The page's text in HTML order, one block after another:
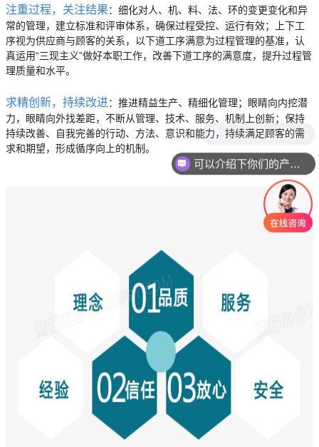
注重过程，关注结果：细化对人、机、料、法、环的变更变化和异
常的管理，建立标准和评审体系，确保过程受控、运行有效；上下工
序视为供应商与顾客的关系，以下道工序满意为过程管理的基准，认
真运用“三现主义”做好本职工作，改善下道工序的满意度，提升过程管
理质量和水平。
求精创新，持续改进：推进精益生产、精细化管理；眼睛向内挖潜
力，眼睛向外找差距，不断从管理、技术、服务、机制上创新；保持
持续改善、自我完善的行动、方法、意识和能力，持续满足顾客的需
求和期望，形成循序向上的机制。
现在有优惠活动吗